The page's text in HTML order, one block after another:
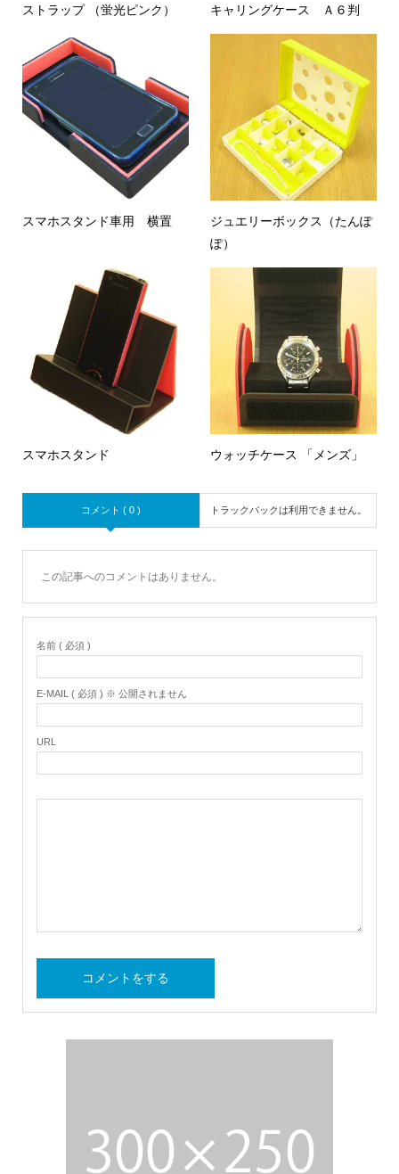
ストラップ （蛍光ピンク） キャリングケース Ａ６判
スマホスタンド車用 横置
ジュエリーボックス（たんぽ
ぽ）
スマホスタンド ウォッチケース 「メンズ」
コメント ( 0 ) トラックバックは利用できません。
この記事へのコメントはありません。
名前 ( 必須 )
E-MAIL ( 必須 ) ※ 公開されません
URL